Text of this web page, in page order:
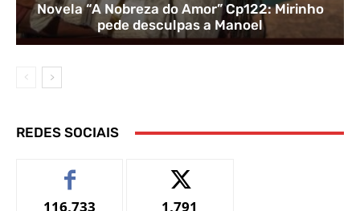
Novela “A Nobreza do Amor” Cp122: Mirinho
pede desculpas a Manoel
REDES SOCIAIS
116,733 1,791